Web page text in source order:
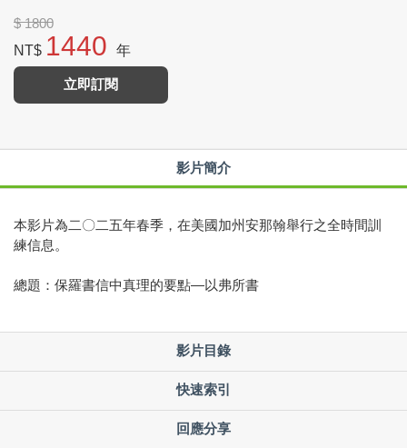
$ 1800
NT$ 1440 年
立即訂閱
影片簡介
本影片為二〇二五年春季，在美國加州安那翰舉行之全時間訓
練信息。
總題：保羅書信中真理的要點—以弗所書
影片目錄
快速索引
回應分享